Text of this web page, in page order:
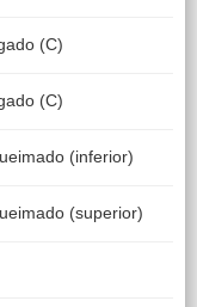
(C)
(C)
(inferior)
(superior)